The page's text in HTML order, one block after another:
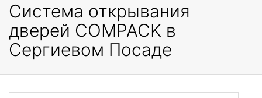
Система открывания
дверей COMPACK в
Сергиевом Посаде